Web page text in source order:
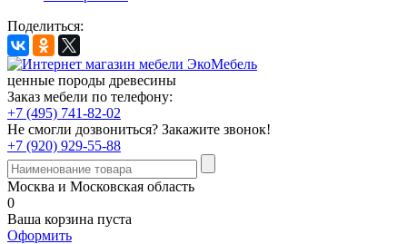
Поделиться:
ценные породы древесины
Заказ мебели по телефону:
+7 (495) 741-82-02
Не смогли дозвониться? Закажите звонок!
+7 (920) 929-55-88
Москва и Московская область
0
Ваша корзина пуста
Оформить